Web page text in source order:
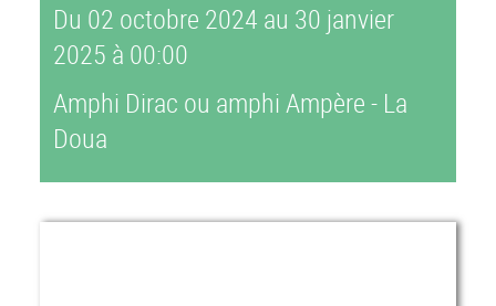
Du 02 octobre 2024 au 30 janvier
2025 à 00:00
Amphi Dirac ou amphi Ampère - La
Doua